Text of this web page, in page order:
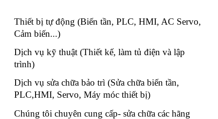
Thiết bị tự động (Biến tần, PLC, HMI, AC Servo,
Cảm biến...)
Dịch vụ kỹ thuật (Thiết kế, làm tủ điện và lập
trình)
Dịch vụ sửa chữa bảo trì (Sửa chữa biến tần,
PLC,HMI, Servo, Máy móc thiết bị)
Chúng tôi chuyên cung cấp- sửa chữa các hãng